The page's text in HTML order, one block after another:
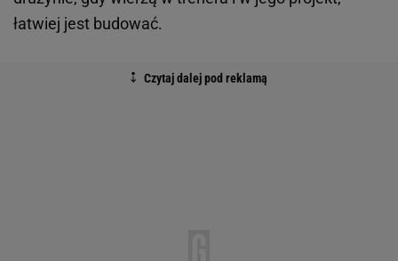
łatwiej jest budować.